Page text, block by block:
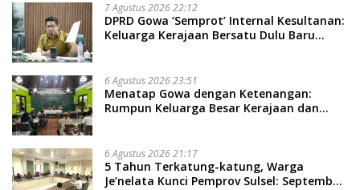
7 Agustus 2026 22:12
DPRD Gowa ‘Semprot’ Internal Kesultanan:
Keluarga Kerajaan Bersatu Dulu Baru
6 Agustus 2026 23:51
Menatap Gowa dengan Ketenangan:
Rumpun Keluarga Besar Kerajaan dan
Soal Adat dan Adab
6 Agustus 2026 21:17
5 Tahun Terkatung-katung, Warga
Je’nelata Kunci Pemprov Sulsel: September